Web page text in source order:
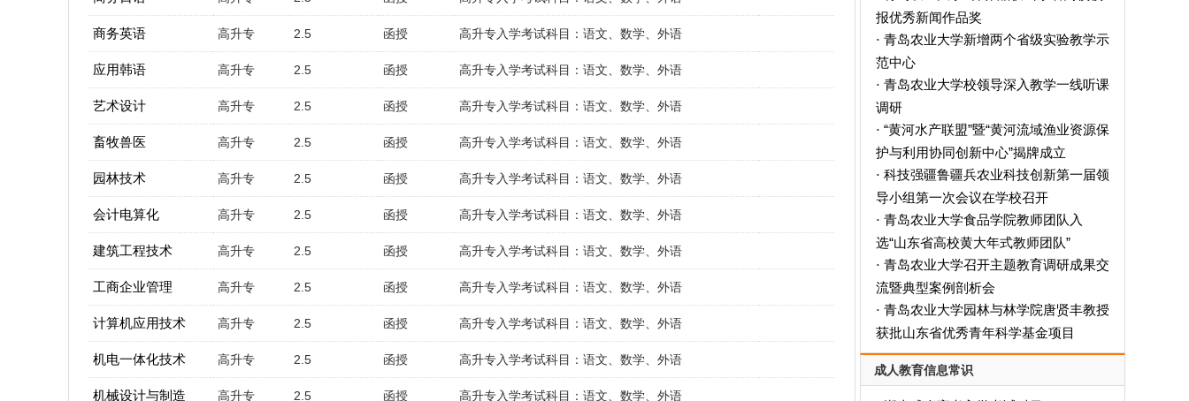
商务英语 高升专 2.5 函授 高升专入学考试科目：语文、数学、外语
应用韩语 高升专 2.5 函授 高升专入学考试科目：语文、数学、外语
艺术设计 高升专 2.5 函授 高升专入学考试科目：语文、数学、外语
畜牧兽医 高升专 2.5 函授 高升专入学考试科目：语文、数学、外语
园林技术 高升专 2.5 函授 高升专入学考试科目：语文、数学、外语
会计电算化 高升专 2.5 函授 高升专入学考试科目：语文、数学、外语
建筑工程技术 高升专 2.5 函授 高升专入学考试科目：语文、数学、外语
工商企业管理 高升专 2.5 函授 高升专入学考试科目：语文、数学、外语
计算机应用技术 高升专 2.5 函授 高升专入学考试科目：语文、数学、外语
机电一体化技术 高升专 2.5 函授 高升专入学考试科目：语文、数学、外语
机械设计与制造 高升专 2.5 函授 高升专入学考试科目：语文、数学、外语
报优秀新闻作品奖
· 青岛农业大学新增两个省级实验教学示
范中心
· 青岛农业大学校领导深入教学一线听课
调研
· “黄河水产联盟”暨“黄河流域渔业资源保
护与利用协同创新中心”揭牌成立
· 科技强疆鲁疆兵农业科技创新第一届领
导小组第一次会议在学校召开
· 青岛农业大学食品学院教师团队入
选“山东省高校黄大年式教师团队”
· 青岛农业大学召开主题教育调研成果交
流暨典型案例剖析会
· 青岛农业大学园林与林学院唐贤丰教授
获批山东省优秀青年科学基金项目
成人教育信息常识